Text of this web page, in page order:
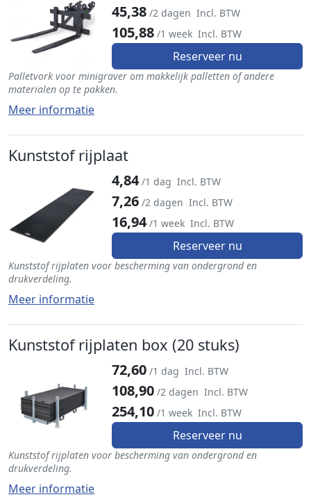
45,38 /2 dagen Incl. BTW
105,88 /1 week Incl. BTW
Reserveer nu
Palletvork voor minigraver om makkelijk palletten of andere
materialen op te pakken.
Meer informatie
Kunststof rijplaat
4,84 /1 dag Incl. BTW
7,26 /2 dagen Incl. BTW
16,94 /1 week Incl. BTW
Reserveer nu
Kunststof rijplaten voor bescherming van ondergrond en
drukverdeling.
Meer informatie
Kunststof rijplaten box (20 stuks)
72,60 /1 dag Incl. BTW
108,90 /2 dagen Incl. BTW
254,10 /1 week Incl. BTW
Reserveer nu
Kunststof rijplaten voor bescherming van ondergrond en
drukverdeling.
Meer informatie